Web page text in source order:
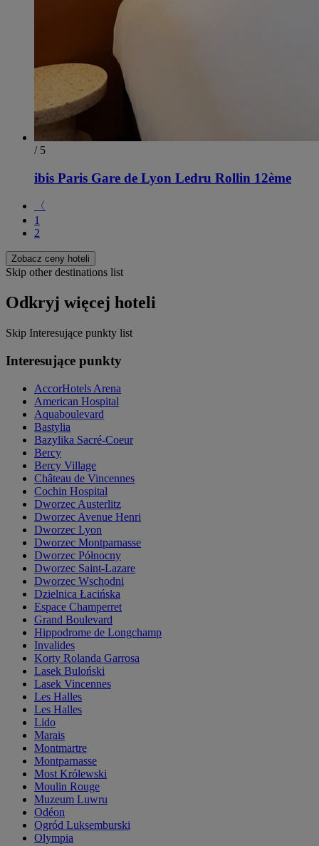
/ 5
ibis Paris Gare de Lyon Ledru Rollin 12ème
〈
1
2
Zobacz ceny hoteli
Skip other destinations list
Odkryj więcej hoteli
Skip Interesujące punkty list
Interesujące punkty
AccorHotels Arena
American Hospital
Aquaboulevard
Bastylia
Bazylika Sacré-Coeur
Bercy
Bercy Village
Château de Vincennes
Cochin Hospital
Dworzec Austerlitz
Dworzec Avenue Henri
Dworzec Lyon
Dworzec Montparnasse
Dworzec Północny
Dworzec Saint-Lazare
Dworzec Wschodni
Dzielnica Łacińska
Espace Champerret
Grand Boulevard
Hippodrome de Longchamp
Invalides
Korty Rolanda Garrosa
Lasek Buloński
Lasek Vincennes
Les Halles
Les Halles
Lido
Marais
Montmartre
Montparnasse
Most Królewski
Moulin Rouge
Muzeum Luwru
Odéon
Ogród Luksemburski
Olympia